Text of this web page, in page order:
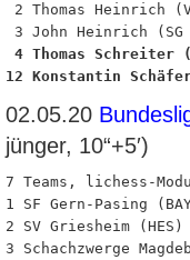
2 Thomas Heinrich
4 Thomas Schreiter
12 Konstantin
02.05.20
jünger, 10“+5′)
7 Teams, lichess-
1 SF Gern-Pasing
2 SV Griesheim (HES)